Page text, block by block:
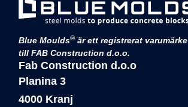
Blue Moulds® är ett registrerat varumärke
till FAB Construction d.o.o.
Fab Construction d.o.o
Planina 3
4000 Kranj